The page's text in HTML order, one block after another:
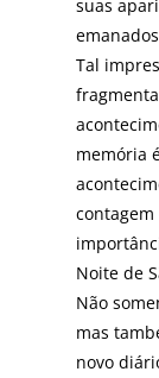
suas
Tal
memória
contagem
Noite de
Não
mas
novo